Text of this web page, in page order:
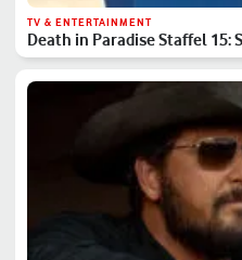
TV & ENTERTAINMENT
Death in Paradise Staffel